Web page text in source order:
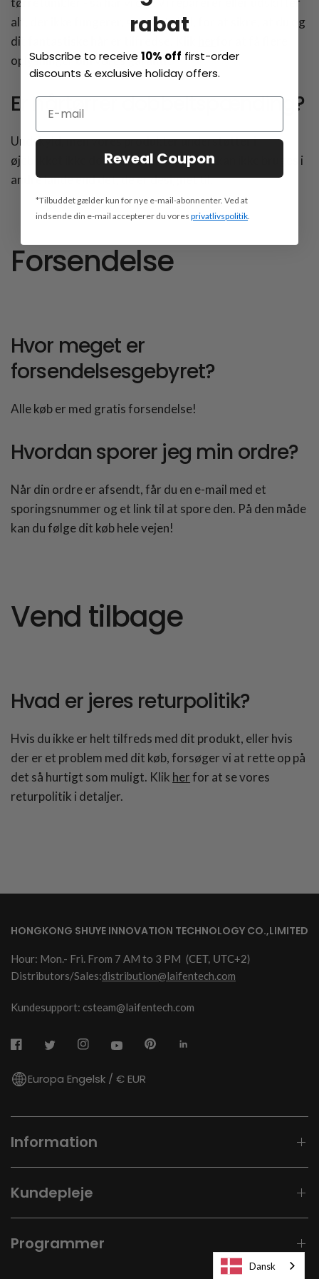
alt, der ikke fungerer, som det skal, for at sikre, at du og
dit fantastiske hår er tilfredse. Klik
oplysninger om vores garanti.
Er hårtørrer dobbeltspænding?
Undskyld, men vores produkter understøtter i
øjeblikket ikke dobbeltspænding, så de kan ikke bruges i
andre lande end det, de er designet til.
Forsendelse
Hvor meget er
forsendelsesgebyret?
Alle køb er med gratis forsendelse!
Hvordan sporer jeg min ordre?
Når din ordre er afsendt, får du en e-mail med et
sporingsnummer og et link til at spore den. På den måde
kan du følge dit køb hele vejen!
Vend tilbage
Hvad er jeres returpolitik?
Hvis du ikke er helt tilfreds med dit produkt, eller hvis
der er et problem med dit køb, forsøger vi at rette op på
det så hurtigt som muligt. Klik herfor at se vores
returpolitik i detaljer.
HONGKONG SHUYE INNOVATION TECHNOLOGY CO.,LIMITED
Hour: Mon.- Fri. From 7 AM to 3 PM (CET, UTC+2)
Distributors/Sales:distribution@laifentech.com
Kundesupport: csteam@laifentech.com
Europa Engelsk / € EUR
Information
Kundepleje
Programmer
Dansk
rabat
Subscribe to receive10% off first-order
discounts & exclusive holiday offers.
Reveal Coupon
*Tilbuddet gælder kun for nye e-mail-abonnenter. Ved at
indsende din e-mail accepterer du voresprivatlivspolitik